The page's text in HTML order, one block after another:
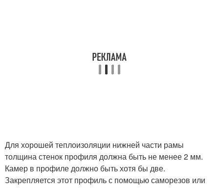
Для хорошей теплоизоляции нижней части рамы
толщина стенок профиля должна быть не менее 2 мм.
Камер в профиле должно быть хотя бы две.
Закрепляется этот профиль с помощью саморезов или